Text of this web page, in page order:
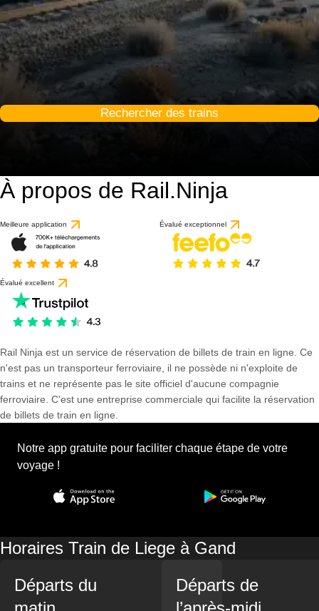
Rechercher des trains
À propos de Rail.Ninja
Meilleure application Évalué exceptionnel
Évalué excellent
Rail Ninja est un service de réservation de billets de train en ligne. Ce
n'est pas un transporteur ferroviaire, il ne possède ni n'exploite de
trains et ne représente pas le site officiel d'aucune compagnie
ferroviaire. C'est une entreprise commerciale qui facilite la réservation
de billets de train en ligne.
Notre app gratuite pour faciliter chaque étape de votre
voyage !
Horaires Train de Liege à Gand
Départs du
Départs de